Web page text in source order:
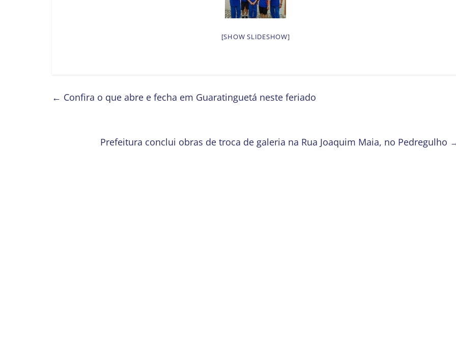
[SHOW SLIDESHOW]
← Confira o que abre e fecha em Guaratinguetá neste feriado
Prefeitura conclui obras de troca de galeria na Rua Joaquim Maia, no Pedregulho